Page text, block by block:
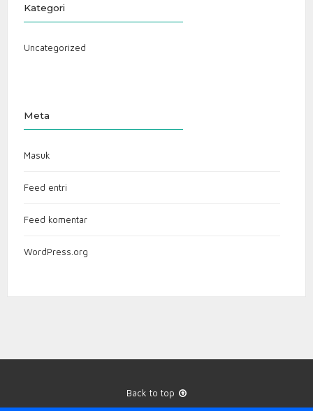
Kategori
Uncategorized
Meta
Masuk
Feed entri
Feed komentar
WordPress.org
Back to top